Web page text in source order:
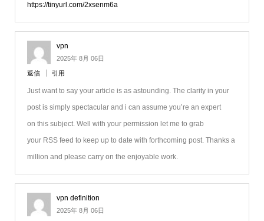
https://tinyurl.com/2xsenm6a
vpn
2025年 8月 06日
返信 引用
Just want to say your article is as astounding. The clarity in your
post is simply spectacular and i can assume you’re an expert
on this subject. Well with your permission let me to grab
your RSS feed to keep up to date with forthcoming post. Thanks a
million and please carry on the enjoyable work.
vpn definition
2025年 8月 06日